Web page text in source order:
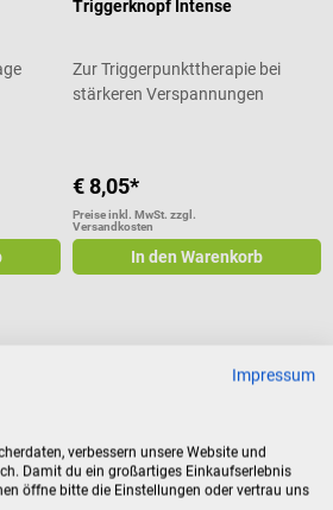
Triggerknopf Intense
Zur Triggerpunkttherapie bei
stärkeren Verspannungen
€ 8,05*
Preise inkl. MwSt. zzgl.
Versandkosten
In den Warenkorb
– Hilfsmittel für die
Beeinflussung von
und Bindegewebe durch Zug-,
Anders als Wellness Massagen, die der
Impressum
verbessern unsere Website und
Damit du ein großartiges Einkaufserlebnis
öffne bitte die Einstellungen oder vertrau uns